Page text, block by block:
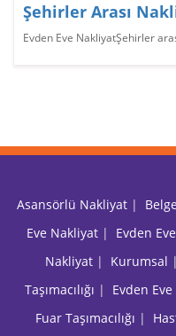
Şehirler Arası
Evden Eve NakliyatŞehirler
Asansörlü Nakliyat|
Eve Nakliyat| Evden
Nakliyat| Kurumsal |
Taşımacılığı | Evden
Fuar Taşımacılığı |